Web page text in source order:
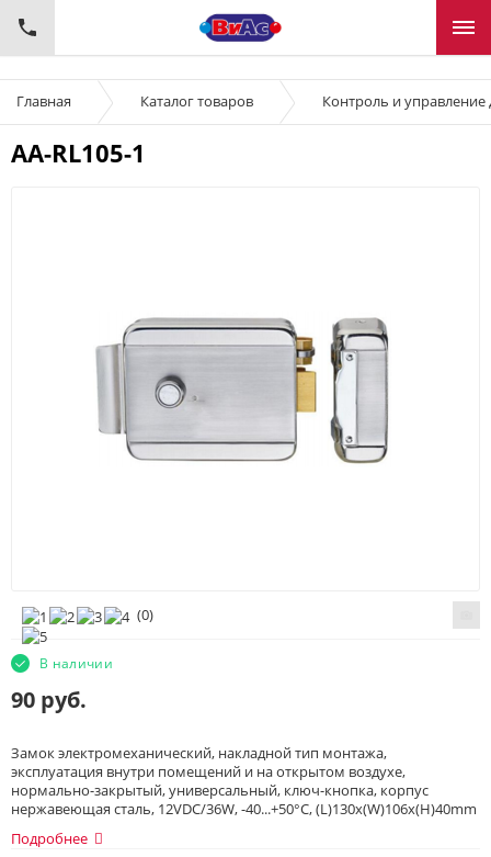
Главная Каталог товаров Контроль и управление
AA-RL105-1
(0)
В наличии
90 руб.
Замок электромеханический, накладной тип монтажа,
эксплуатация внутри помещений и на открытом воздухе,
нормально-закрытый, универсальный, ключ-кнопка, корпус
нержавеющая сталь, 12VDC/36W, -40...+50°С, (L)130х(W)106х(H)40mm
Подробнее